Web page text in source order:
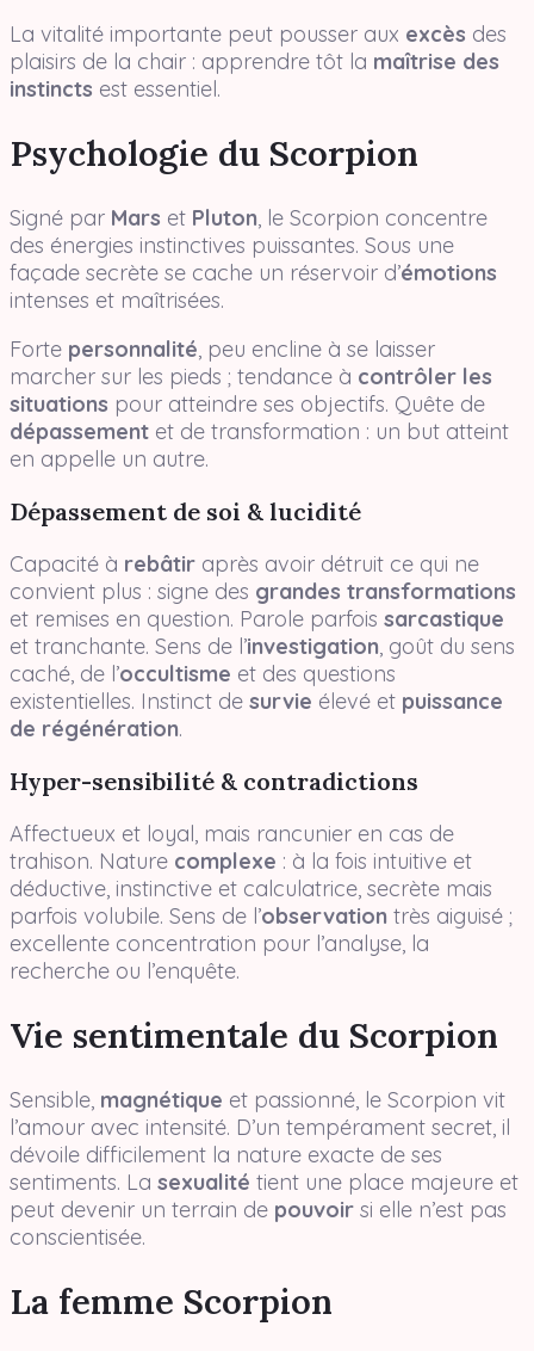
La vitalité importante peut pousser aux excès des
plaisirs de la chair : apprendre tôt la maîtrise des
instincts est essentiel.
Psychologie du Scorpion
Signé par Mars et Pluton, le Scorpion concentre
des énergies instinctives puissantes. Sous une
façade secrète se cache un réservoir d’émotions
intenses et maîtrisées.
Forte personnalité, peu encline à se laisser
marcher sur les pieds ; tendance à contrôler les
situations pour atteindre ses objectifs. Quête de
dépassement et de transformation : un but atteint
en appelle un autre.
Dépassement de soi & lucidité
Capacité à rebâtir après avoir détruit ce qui ne
convient plus : signe des grandes transformations
et remises en question. Parole parfois sarcastique
et tranchante. Sens de l’investigation, goût du sens
caché, de l’occultisme et des questions
existentielles. Instinct de survie élevé et puissance
de régénération.
Hyper-sensibilité & contradictions
Affectueux et loyal, mais rancunier en cas de
trahison. Nature complexe : à la fois intuitive et
déductive, instinctive et calculatrice, secrète mais
parfois volubile. Sens de l’observation très aiguisé ;
excellente concentration pour l’analyse, la
recherche ou l’enquête.
Vie sentimentale du Scorpion
Sensible, magnétique et passionné, le Scorpion vit
l’amour avec intensité. D’un tempérament secret, il
dévoile difficilement la nature exacte de ses
sentiments. La sexualité tient une place majeure et
peut devenir un terrain de pouvoir si elle n’est pas
conscientisée.
La femme Scorpion